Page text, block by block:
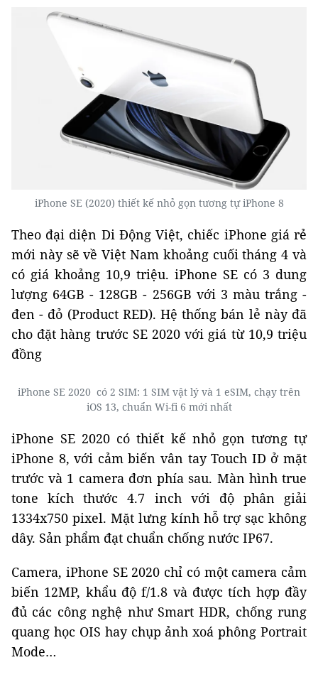
iPhone SE (2020) thiết kế nhỏ gọn tương tự iPhone 8
Theo đại diện Di Động Việt, chiếc iPhone giá rẻ
mới này sẽ về Việt Nam khoảng cuối tháng 4 và
có giá khoảng 10,9 triệu. iPhone SE có 3 dung
lượng 64GB - 128GB - 256GB với 3 màu trắng -
đen - đỏ (Product RED). Hệ thống bán lẻ này đã
cho đặt hàng trước SE 2020 với giá từ 10,9 triệu
đồng
iPhone SE 2020 có 2 SIM: 1 SIM vật lý và 1 eSIM, chạy trên
iOS 13, chuẩn Wi-fi 6 mới nhất
iPhone SE 2020 có thiết kế nhỏ gọn tương tự
iPhone 8, với cảm biến vân tay Touch ID ở mặt
trước và 1 camera đơn phía sau. Màn hình true
tone kích thước 4.7 inch với độ phân giải
1334x750 pixel. Mặt lưng kính hỗ trợ sạc không
dây. Sản phẩm đạt chuẩn chống nước IP67.
Camera, iPhone SE 2020 chỉ có một camera cảm
biến 12MP, khẩu độ f/1.8 và được tích hợp đầy
đủ các công nghệ như Smart HDR, chống rung
quang học OIS hay chụp ảnh xoá phông Portrait
Mode…